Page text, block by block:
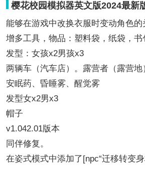
樱花校园模拟器英文版2024最新
能够在游戏中改换衣服时变动角色的
增多工具，物品：塑料袋，纸袋，书
发型：女孩x2男孩x3
两辆车（汽车店）。露营者（露营地
安眠药、昏睡雾、醒觉雾
发型女x2男x3
帽子
v1.042.01版本
同伴修复。
在姿式模式中添加了[npc“迁移转变